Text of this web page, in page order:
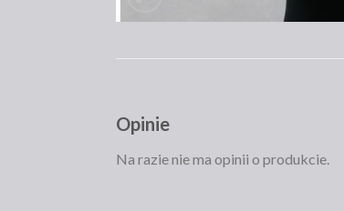
Opinie
Na razie nie ma opinii o produkcie.